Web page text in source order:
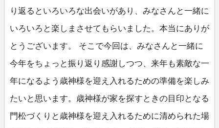
り返るといろいろな出会いがあり、みなさんと一緒に
いろいろと楽しまさせてもらいました。本当にありが
とうございます。 そこで今回は、みなさんと一緒に
今年をちょっと振り返り感謝しつつ、来年も素敵な一
年になるよう歳神様を迎え入れるための準備を楽しみ
たいと思います。歳神様が家を探すときの目印となる
門松づくりと歳神様を迎え入れるために清められた場